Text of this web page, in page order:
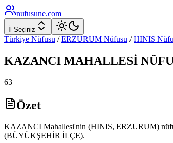
nufusune.com
İl Seçiniz
Türkiye Nüfusu / ERZURUM Nüfusu / HINIS
KAZANCI MAHALLESİ
63
Özet
KAZANCI Mahallesi'nin (HINIS, ERZURUM)
(BÜYÜKŞEHİR İLÇE).